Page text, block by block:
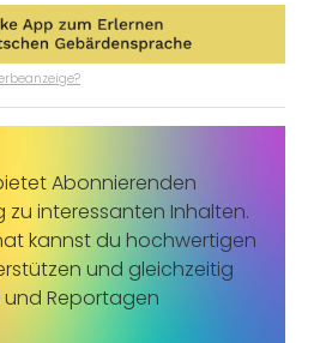
Abonnierenden
zu interessanten Inhalten.
kannst du hochwertigen
und gleichzeitig
und Reportagen